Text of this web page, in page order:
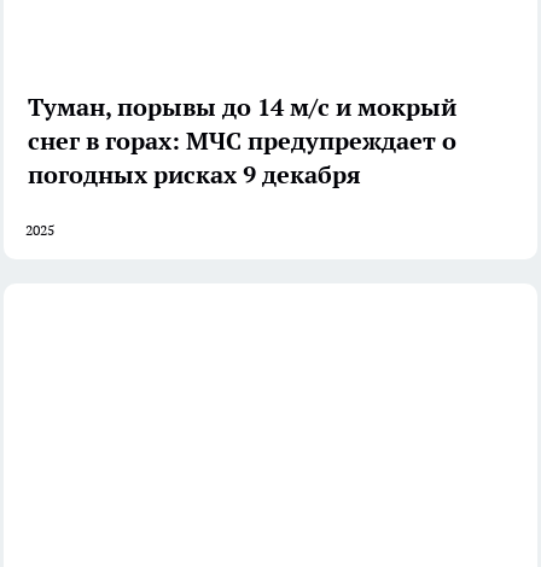
Туман, порывы до 14 м/с и мокрый
снег в горах: МЧС предупреждает о
погодных рисках 9 декабря
2025